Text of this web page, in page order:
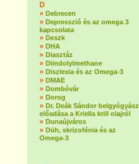
D
» Debrecen
» Depresszió és az omega 3
kapcsolata
» Deszk
» DHA
» Diasztáz
» Diindolylmethane
» Diszlexia és az Omega-3
» DMAE
» Dombóvár
» Dorog
» Dr. Deák Sándor belgyógyász
előadása a Kriella krill olajról
» Dunaújváros
» Düh, skrizofénia és az
Omega-3